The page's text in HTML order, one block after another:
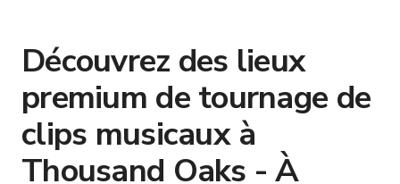
Découvrez des lieux
premium de tournage de
clips musicaux à
Thousand Oaks - À